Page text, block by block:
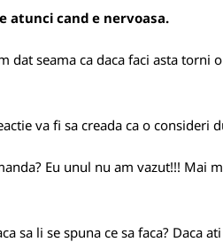
atunci cand e nervoasa.
dat seama ca daca faci asta
va fi sa creada ca o consideri
Eu unul nu am vazut!!! Mai
sa li se spuna ce sa faca? Daca